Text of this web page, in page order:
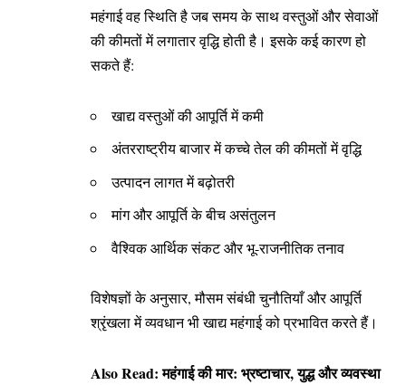
महंगाई वह स्थिति है जब समय के साथ वस्तुओं और सेवाओं
की कीमतों में लगातार वृद्धि होती है। इसके कई कारण हो
सकते हैं:
खाद्य वस्तुओं की आपूर्ति में कमी
अंतरराष्ट्रीय बाजार में कच्चे तेल की कीमतों में वृद्धि
उत्पादन लागत में बढ़ोतरी
मांग और आपूर्ति के बीच असंतुलन
वैश्विक आर्थिक संकट और भू-राजनीतिक तनाव
विशेषज्ञों के अनुसार, मौसम संबंधी चुनौतियाँ और आपूर्ति
श्रृंखला में व्यवधान भी खाद्य महंगाई को प्रभावित करते हैं।
Also Read:महंगाई की मार: भ्रष्टाचार, युद्ध और व्यवस्था